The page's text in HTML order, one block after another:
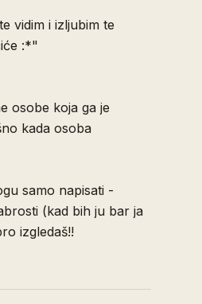
vidim i izljubim te
:*"
osobe koja ga je
kada osoba
samo napisati -
(kad bih ju bar ja
izgledaš!!